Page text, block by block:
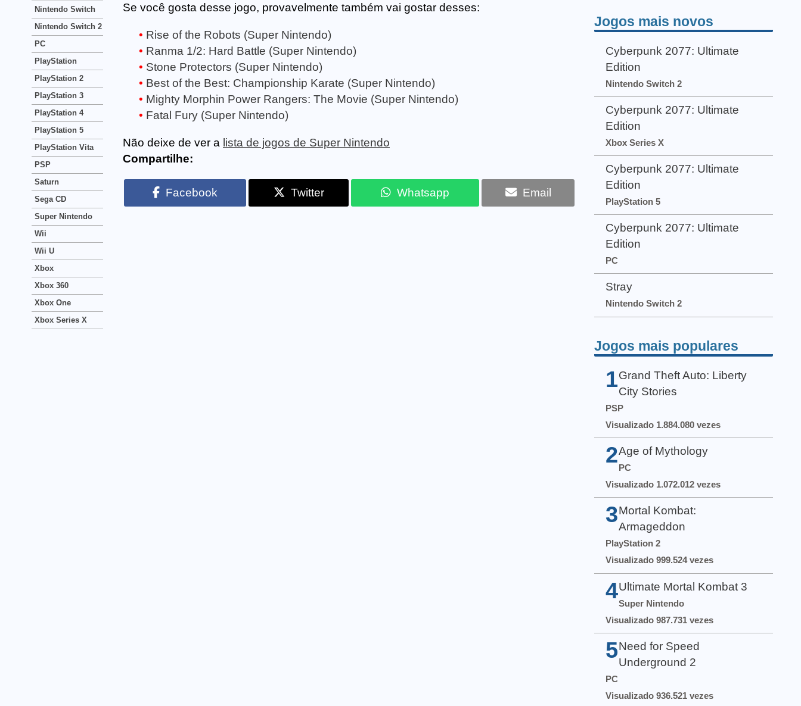
Se você gosta desse jogo, provavelmente também vai gostar desses:
Rise of the Robots (Super Nintendo)
Ranma 1/2: Hard Battle (Super Nintendo)
Stone Protectors (Super Nintendo)
Best of the Best: Championship Karate (Super Nintendo)
Mighty Morphin Power Rangers: The Movie (Super Nintendo)
Fatal Fury (Super Nintendo)
Não deixe de ver a lista de jogos de Super Nintendo
Compartilhe:
Facebook Twitter Whatsapp Email
Nintendo Switch
Nintendo Switch 2
PC
PlayStation
PlayStation 2
PlayStation 3
PlayStation 4
PlayStation 5
PlayStation Vita
PSP
Saturn
Sega CD
Super Nintendo
Wii
Wii U
Xbox
Xbox 360
Xbox One
Xbox Series X
Jogos mais novos
Cyberpunk 2077: Ultimate
Edition
Nintendo Switch 2
Cyberpunk 2077: Ultimate
Edition
Xbox Series X
Cyberpunk 2077: Ultimate
Edition
PlayStation 5
Cyberpunk 2077: Ultimate
Edition
PC
Stray
Nintendo Switch 2
Jogos mais populares
1 Grand Theft Auto: Liberty
City Stories
PSP
Visualizado 1.884.080 vezes
2Age of Mythology
PC
Visualizado 1.072.012 vezes
3 Mortal Kombat:
Armageddon
PlayStation 2
Visualizado 999.524 vezes
4 Ultimate Mortal Kombat 3
Super Nintendo
Visualizado 987.731 vezes
5 Need for Speed
Underground 2
PC
Visualizado 936.521 vezes